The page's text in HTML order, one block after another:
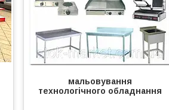
мальовування
технологічного обладнання